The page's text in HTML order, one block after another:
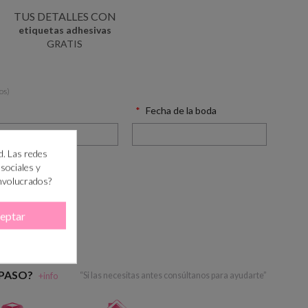
TUS DETALLES CON
etiquetas adhesivas
GRATIS
Fecha de la boda
+info “Si las necesitas antes consúltanos para ayudarte”
Las redes
y